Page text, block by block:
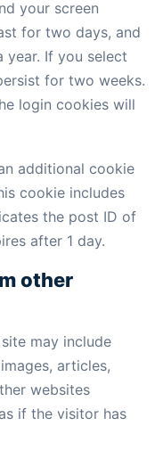
your screen
for two days, and
year. If you select
for two weeks.
login cookies will
additional cookie
cookie includes
the post ID of
after 1 day.
other
may include
articles,
websites
if the visitor has